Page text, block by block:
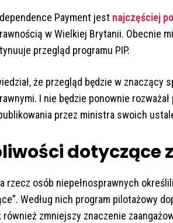
Payment jest najczęściej
w Wielkiej Brytanii. Obecnie
przegląd programu PIP.
że przegląd będzie w znaczący
I nie będzie ponownie
przez ministra swoich
dotyczące
rzecz osób niepełnosprawnych
Według nich program pilotażowy
również zmniejszy znaczenie